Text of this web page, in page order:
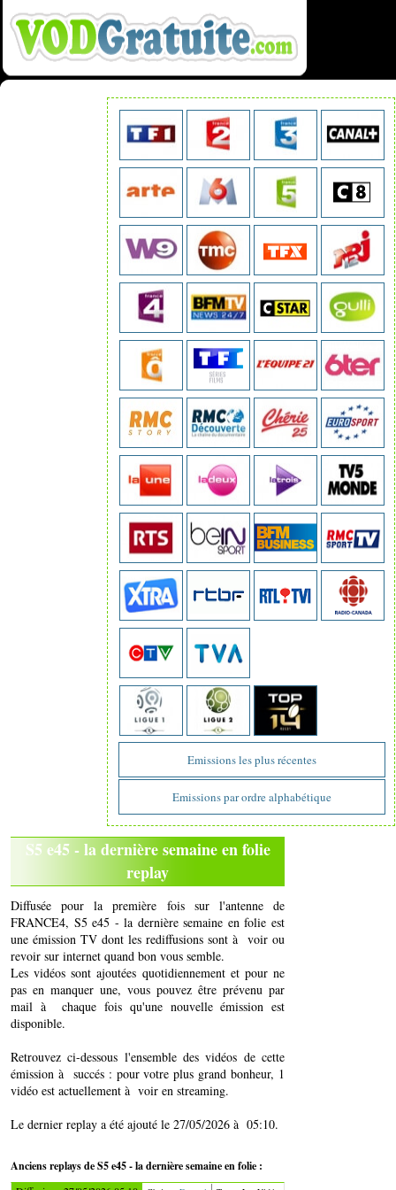
Emissions les plus récentes
Emissions par ordre alphabétique
S5 e45 - la dernière semaine en folie
replay
Diffusée pour la première fois sur l'antenne de
FRANCE4, S5 e45 - la dernière semaine en folie est
une émission TV dont les rediffusions sont à voir ou
revoir sur internet quand bon vous semble.
Les vidéos sont ajoutées quotidiennement et pour ne
pas en manquer une, vous pouvez être prévenu par
mail à chaque fois qu'une nouvelle émission est
disponible.
Retrouvez ci-dessous l'ensemble des vidéos de cette
émission à succés : pour votre plus grand bonheur, 1
vidéo est actuellement à voir en streaming.
Le dernier replay a été ajouté le 27/05/2026 à 05:10.
Anciens replays de S5 e45 - la dernière semaine en folie :